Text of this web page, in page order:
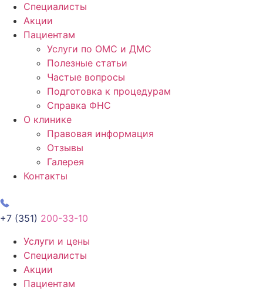
Специалисты
Акции
Пациентам
Услуги по ОМС и ДМС
Полезные статьи
Частые вопросы
Подготовка к процедурам
Справка ФНС
О клинике
Правовая информация
Отзывы
Галерея
Контакты
+7 (351) 200-33-10
Услуги и цены
Специалисты
Акции
Пациентам